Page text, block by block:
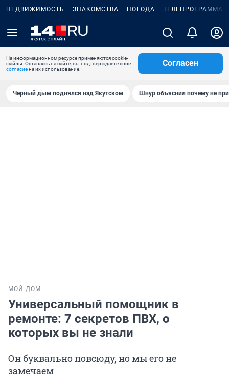
НЕДВИЖИМОСТЬ ЗНАКОМСТВА ПОГОДА ТЕЛЕПРОГРАММА
На информационном ресурсе применяются cookie-
файлы. Оставаясь на сайте, вы подтверждаете свое
согласиена их использование.
Согласен
Черный дым поднялся над Якутском Шнур объяснил почему не
МОЙ ДОМ
Универсальный помощник в
ремонте: 7 секретов ПВХ, о
которых вы не знали
Он буквально повсюду, но мы его не
замечаем